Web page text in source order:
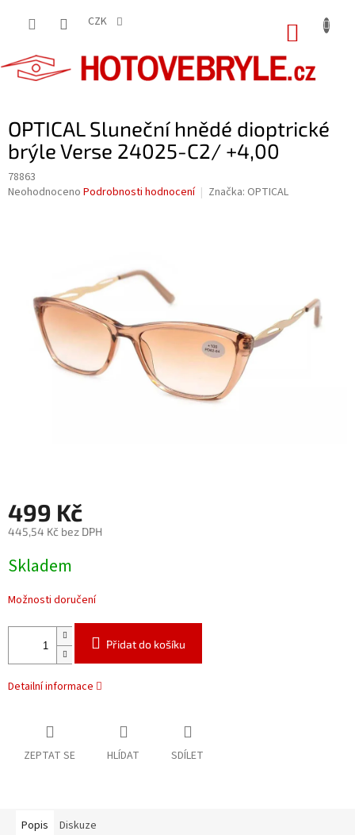
CZK
OPTICAL Sluneční hnědé dioptrické
brýle Verse 24025-C2/ +4,00
78863
Průměrné
hvězdiček.
Neohodnoceno Podrobnosti hodnocení Značka: OPTICAL
499 Kč
445,54 Kč bez DPH
cena:
Skladem
Možnosti doručení
Přidat do košíku
Detailní informace
ZEPTAT SE HLÍDAT SDÍLET
Popis Diskuze